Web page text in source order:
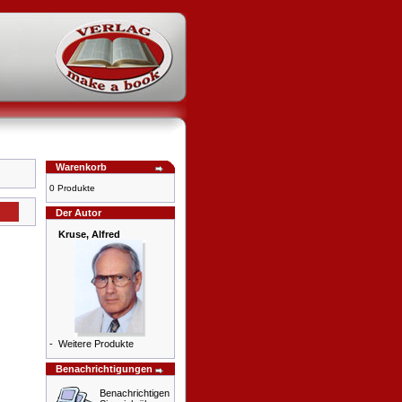
Warenkorb
0 Produkte
Der Autor
Kruse, Alfred
- Weitere Produkte
Benachrichtigungen
Benachrichtigen